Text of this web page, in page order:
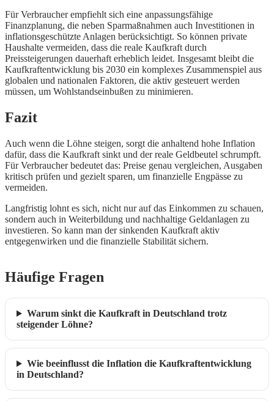
Für Verbraucher empfiehlt sich eine anpassungsfähige
Finanzplanung, die neben Sparmaßnahmen auch Investitionen in
inflationsgeschützte Anlagen berücksichtigt. So können private
Haushalte vermeiden, dass die reale Kaufkraft durch
Preissteigerungen dauerhaft erheblich leidet. Insgesamt bleibt die
Kaufkraftentwicklung bis 2030 ein komplexes Zusammenspiel aus
globalen und nationalen Faktoren, die aktiv gesteuert werden
müssen, um Wohlstandseinbußen zu minimieren.
Fazit
Auch wenn die Löhne steigen, sorgt die anhaltend hohe Inflation
dafür, dass die Kaufkraft sinkt und der reale Geldbeutel schrumpft.
Für Verbraucher bedeutet das: Preise genau vergleichen, Ausgaben
kritisch prüfen und gezielt sparen, um finanzielle Engpässe zu
vermeiden.
Langfristig lohnt es sich, nicht nur auf das Einkommen zu schauen,
sondern auch in Weiterbildung und nachhaltige Geldanlagen zu
investieren. So kann man der sinkenden Kaufkraft aktiv
entgegenwirken und die finanzielle Stabilität sichern.
Häufige Fragen
Warum sinkt die Kaufkraft in Deutschland trotz
steigender Löhne?
Wie beeinflusst die Inflation die Kaufkraftentwicklung
in Deutschland?